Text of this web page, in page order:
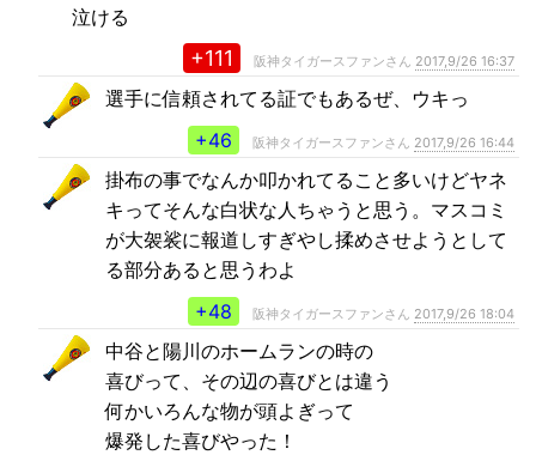
泣ける
+111 阪神タイガースファンさん 2017,9/26 16:37
選手に信頼されてる証でもあるぜ、ウキっ
+46
阪神タイガースファンさん 2017,9/26 16:44
掛布の事でなんか叩かれてること多いけどヤネ
キってそんな白状な人ちゃうと思う。マスコミ
が大袈裟に報道しすぎやし揉めさせようとして
る部分あると思うわよ
+48
阪神タイガースファンさん 2017,9/26 18:04
中谷と陽川のホームランの時の
喜びって、その辺の喜びとは違う
何かいろんな物が頭よぎって
爆発した喜びやった！